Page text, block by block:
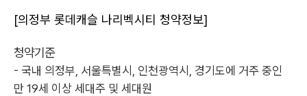
[의정부 롯데캐슬 나리벡시티 청약정보]
청약기준
- 국내 의정부, 서울특별시, 인천광역시, 경기도에 거주 중인
만 19세 이상 세대주 및 세대원